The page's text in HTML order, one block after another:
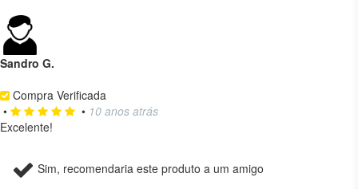
Sandro G.
Compra Verificada
•
• 10 anos atrás
Excelente!
Sim, recomendaria este produto a um amigo